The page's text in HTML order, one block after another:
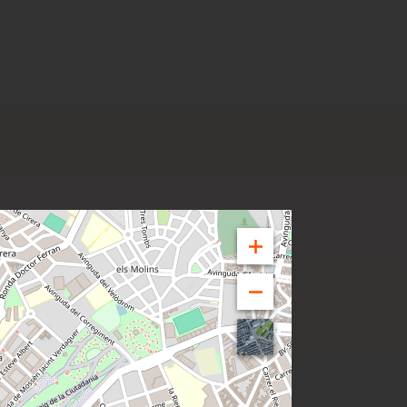
de colegios, zonas verdes,
el espacio, el confort y el
tu familia pueda crecer,